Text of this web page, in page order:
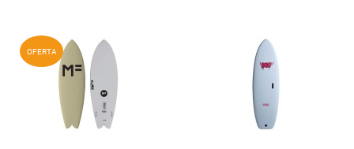
OFERTA Add to Wishlist